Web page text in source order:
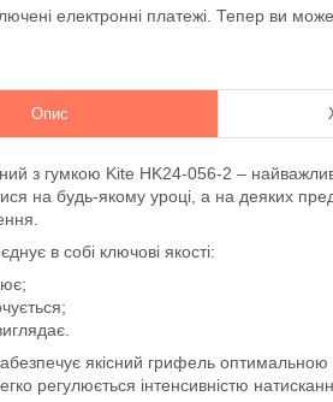
електронні платежі. Тепер ви
Опис
з гумкою Kite HK24-056-2 –
на будь-якому уроці, а на деяких
в собі ключові якості:
якісний грифель
регулюється інтенсивністю